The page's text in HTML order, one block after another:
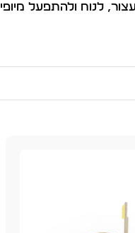
לנוח ולהתפעל מיופי